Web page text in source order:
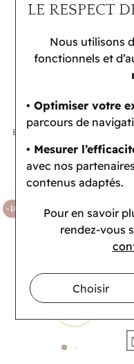
LE RESPECT
Nous utilisons
fonctionnels et
• Optimiser votre
parcours de
• Mesurer
avec nos
contenus adaptés.
Pour en savoir
rendez-vous
Choisir
CALVIN KLEIN
Bague Calvin Klein Sculptural en
acier
71,10 €
79 €
-10%